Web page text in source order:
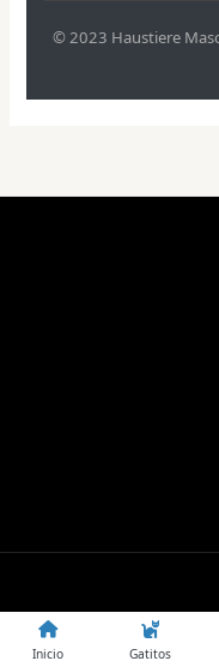
© 2023 Haustiere
Inicio Gatitos